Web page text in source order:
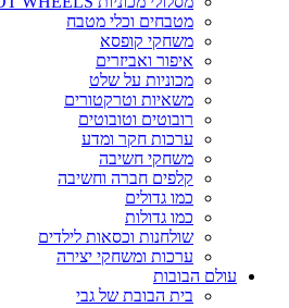
מטבחים וכלי מטבח
משחקי קופסא
איפור ואביזרים
מכוניות על שלט
משאיות וטרקטורים
רובוטים וטובוטים
ערכות חקר ומדע
משחקי חשיבה
קלפים חברה וחשיבה
כמו גדולים
כמו גדולות
שולחנות וכסאות לילדים
ערכות ומשחקי יצירה
עולם הבובות
בית הבובת של גבי